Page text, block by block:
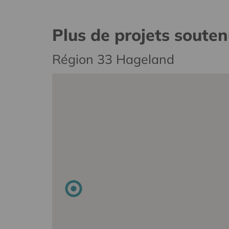
Plus de projets
Région 33 Hageland